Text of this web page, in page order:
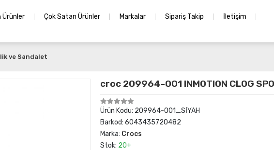
Ürünler Çok Satan Ürünler Markalar Sipariş Takip İletişim
ve Sandalet
croc 209964-001 INMOTION CLOG
Ürün Kodu: 209964-001_SİYAH
Barkod: 6043435720482
Marka: Crocs
Stok: 20+